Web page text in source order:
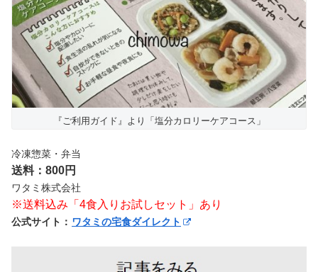
『ご利用ガイド』より「塩分カロリーケアコース」
冷凍惣菜・弁当
送料：800円
ワタミ株式会社
※送料込み「4食入りお試しセット」あり
公式サイト： ワタミの宅食ダイレクト